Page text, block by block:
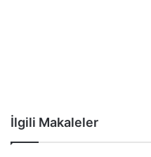
İlgili Makaleler